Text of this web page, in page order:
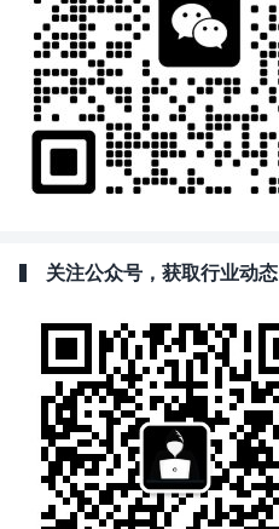
关注公众号，获取行业动态